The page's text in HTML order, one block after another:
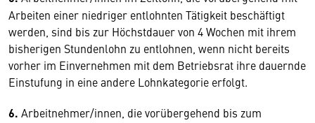
Arbeiten einer niedriger entlohnten Tätigkeit beschäftigt
werden, sind bis zur Höchstdauer von 4 Wochen mit ihrem
bisherigen Stundenlohn zu entlohnen, wenn nicht bereits
vorher im Einvernehmen mit dem Betriebsrat ihre dauernde
Einstufung in eine andere Lohnkategorie erfolgt.
6. Arbeitnehmer/innen, die vorübergehend bis zum